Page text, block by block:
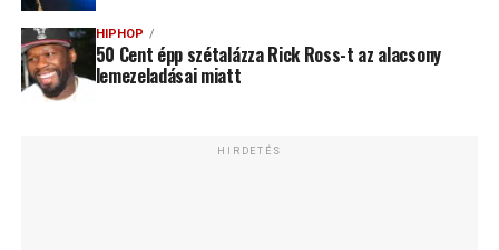
HIPHOP
50 Cent épp szétalázza Rick Ross-t az alacsony
lemezeladásai miatt
HIRDETÉS